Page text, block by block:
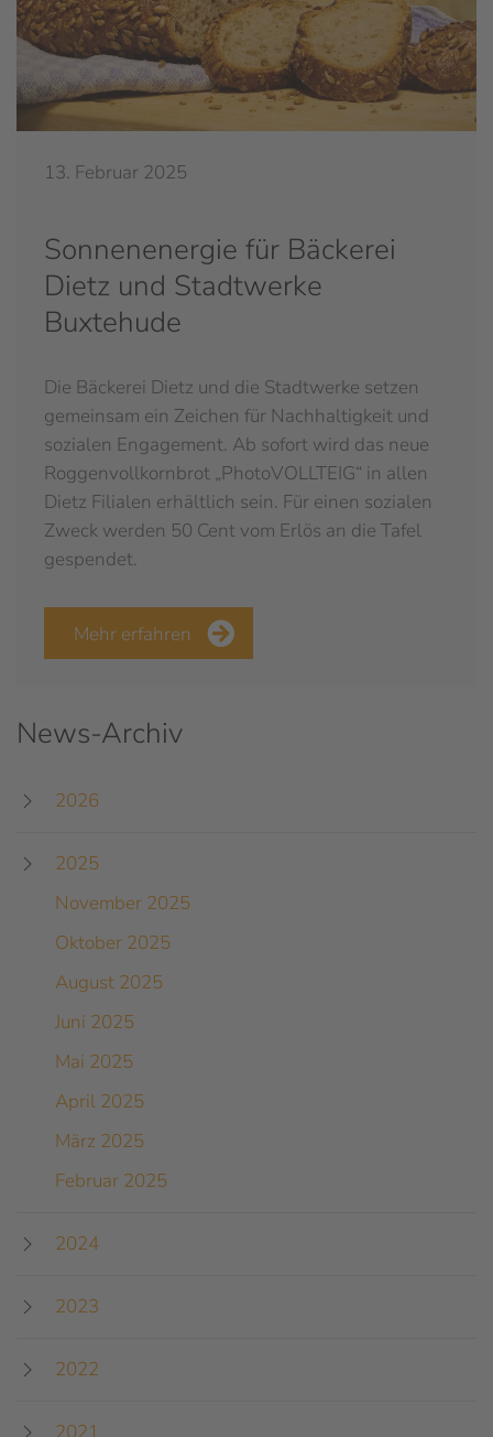
13. Februar 2025
Sonnenenergie für Bäckerei
Dietz und Stadtwerke
Buxtehude
Die Bäckerei Dietz und die Stadtwerke setzen
gemeinsam ein Zeichen für Nachhaltigkeit und
sozialen Engagement. Ab sofort wird das neue
Roggenvollkornbrot „PhotoVOLLTEIG“ in allen
Dietz Filialen erhältlich sein. Für einen sozialen
Zweck werden 50 Cent vom Erlös an die Tafel
gespendet.
Mehr erfahren
News-Archiv
2026
2025
November 2025
Oktober 2025
August 2025
Juni 2025
Mai 2025
April 2025
März 2025
Februar 2025
2024
2023
2022
2021